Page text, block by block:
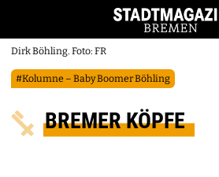
Dirk Böhling. Foto: FR
#Kolumne – Baby Boomer Böhling
BREMER KÖPFE